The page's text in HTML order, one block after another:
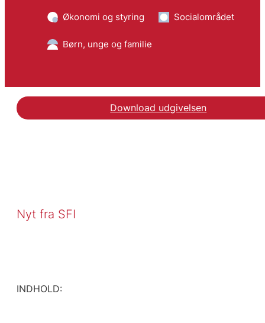
Økonomi og styring Socialområdet
Børn, unge og familie
Download udgivelsen
Nyt fra SFI
INDHOLD: